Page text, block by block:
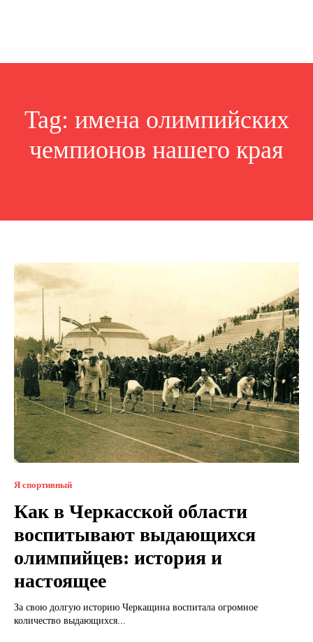
Tag: имена олимпийских
чемпионов нашего края
Я спортивный
Как в Черкасской области
воспитывают выдающихся
олимпийцев: история и
настоящее
За свою долгую историю Черкащина воспитала огромное
количество выдающихся...